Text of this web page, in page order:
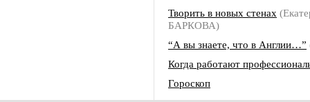
Творить в новых стенах
БАРКОВА)
“А вы знаете, что в Англии…”
Когда работают
Гороскоп